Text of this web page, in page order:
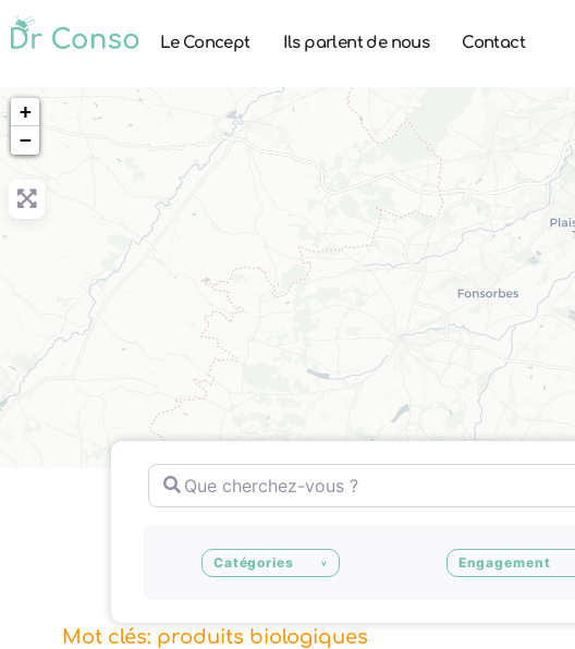
Le Concept Ils parlent de nous Contact
+
−
Que cherchez-vous ?
Catégories Engagement
Mot clés: produits biologiques